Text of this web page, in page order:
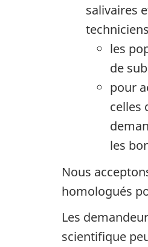
salivaires
les
de
pour
celles
les
Nous
homologués
Les
scientifique